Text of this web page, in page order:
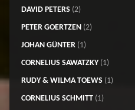
DAVID PETERS(2)
PETER GOERTZEN(2)
JOHAN GÜNTER(1)
CORNELIUS SAWATZKY(1)
RUDY & WILMA TOEWS(1)
CORNELIUS SCHMITT(1)